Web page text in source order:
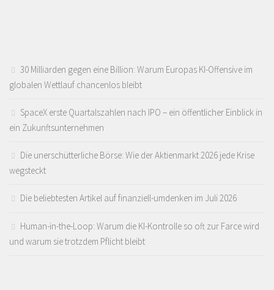
30 Milliarden gegen eine Billion: Warum Europas KI-Offensive im
globalen Wettlauf chancenlos bleibt
SpaceX erste Quartalszahlen nach IPO – ein öffentlicher Einblick in
ein Zukunftsunternehmen
Die unerschütterliche Börse: Wie der Aktienmarkt 2026 jede Krise
wegsteckt
Die beliebtesten Artikel auf finanziell-umdenken im Juli 2026
Human-in-the-Loop: Warum die KI-Kontrolle so oft zur Farce wird
und warum sie trotzdem Pflicht bleibt